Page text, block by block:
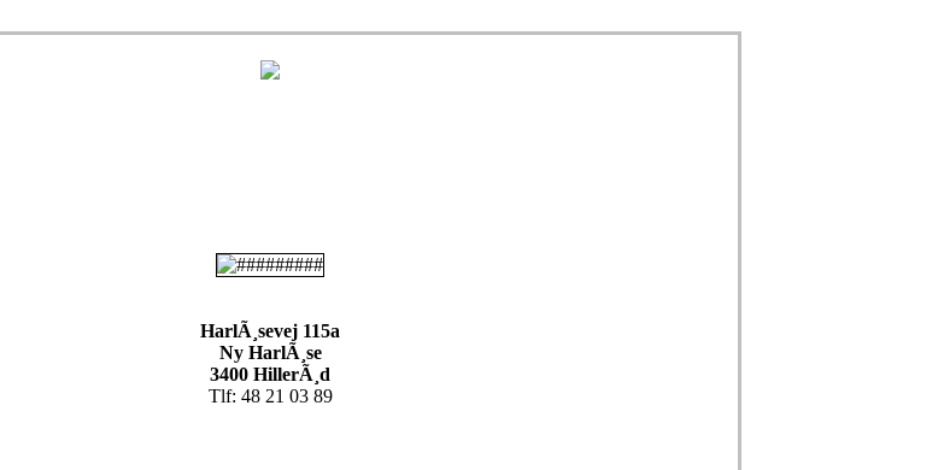
HarlÃ¸sevej 115a
Ny HarlÃ¸se
3400 HillerÃ¸d
Tlf: 48 21 03 89